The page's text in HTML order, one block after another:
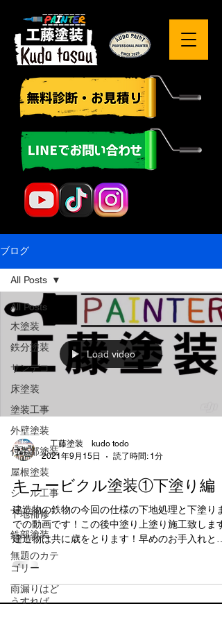
ブログ
All Posts
木塗装
鉄分塗装
サンデコ
床塗装
塗装工事
外壁塗装
付帯部塗装
屋根塗装
シール工事
下地補修
鉄部塗装
無題のカテ
ゴリー
雨漏りはど
うすれば
All Posts
Load video
工藤塗装 kudo todo
2021年9月15日
読了時間: 1分
キュービクル塗装①下塗り編
建造物の鉄物の今回の仕様の下地処理と下塗りま
での動画です！この後中塗り上塗り施工致します
建造物は共に歳をとります！早めのお手入れと塗
装で守ってあげましょう🏡🌈 #職人直営 #気は心 #
下地処理が大事 お客様の大切な住宅に想いを込
て彩り雨漏りに強い美しい家作りに一塗一心務め
お守り致します！ お客様の家は美しく輝かせ蘇